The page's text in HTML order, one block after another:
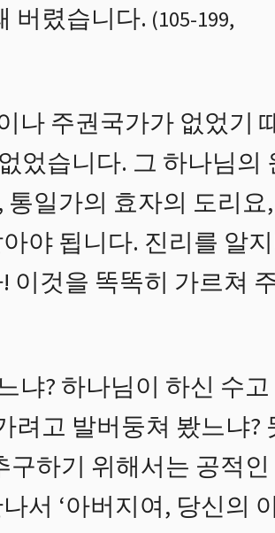
버렸습니다. (105-199,
나 주권국가가 없었기
었습니다. 그 하나님의
일가의 효자의 도리요
야 됩니다. 진리를 알
이것을 똑똑히 가르쳐
냐? 하나님이 하신 수고
고 발버둥쳐 봤느냐?
하기 위해서는 공적
서 ‘아버지여, 당신의